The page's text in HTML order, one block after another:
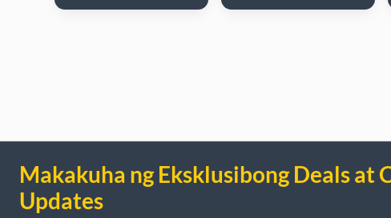
Makakuha ng Eksklusibong Deals at
Updates